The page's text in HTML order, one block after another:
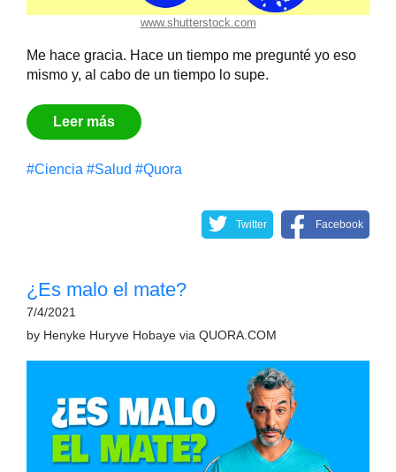
www.shutterstock.com
Me hace gracia. Hace un tiempo me pregunté yo eso
mismo y, al cabo de un tiempo lo supe.
Leer más
#Сiencia #Salud #Quora
Twitter Facebook
¿Es malo el mate?
7/4/2021
by Henyke Huryve Hobaye via QUORA.COM